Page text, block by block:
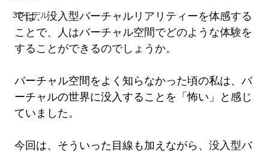
3Dモデル
では、没入型バーチャルリアリティーを体感する
ことで、人はバーチャル空間でどのような体験を
することができるのでしょうか。
バーチャル空間をよく知らなかった頃の私は、バ
ーチャルの世界に没入することを「怖い」と感じ
ていました。
今回は、そういった目線も加えながら、 没入型バ